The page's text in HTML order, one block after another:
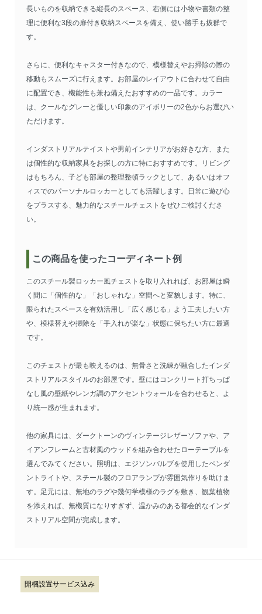
長いものを収納できる縦長のスペース、右側には小物や書類の整
理に便利な3段の扉付き収納スペースを備え、使い勝手も抜群で
す。
さらに、便利なキャスター付きなので、模様替えやお掃除の際の
移動もスムーズに行えます。お部屋のレイアウトに合わせて自由
に配置でき、機能性も兼ね備えたおすすめの一品です。カラー
は、クールなグレーと優しい印象のアイボリーの2色からお選びい
ただけます。
インダストリアルテイストや男前インテリアがお好きな方、また
は個性的な収納家具をお探しの方に特におすすめです。リビング
はもちろん、子ども部屋の整理整頓ラックとして、あるいはオフ
ィスでのパーソナルロッカーとしても活躍します。日常に遊び心
をプラスする、魅力的なスチールチェストをぜひご検討くださ
い。
この商品を使ったコーディネート例
このスチール製ロッカー風チェストを取り入れれば、お部屋は瞬
く間に「個性的な」「おしゃれな」空間へと変貌します。特に、
限られたスペースを有効活用し「広く感じる」よう工夫したい方
や、模様替えや掃除を「手入れが楽な」状態に保ちたい方に最適
です。
このチェストが最も映えるのは、無骨さと洗練が融合したインダ
ストリアルスタイルのお部屋です。壁にはコンクリート打ちっぱ
なし風の壁紙やレンガ調のアクセントウォールを合わせると、よ
り統一感が生まれます。
他の家具には、ダークトーンのヴィンテージレザーソファや、ア
イアンフレームと古材風のウッドを組み合わせたローテーブルを
選んでみてください。照明は、エジソンバルブを使用したペンダ
ントライトや、スチール製のフロアランプが雰囲気作りを助けま
す。足元には、無地のラグや幾何学模様のラグを敷き、観葉植物
を添えれば、無機質になりすぎず、温かみのある都会的なインダ
ストリアル空間が完成します。
開梱設置サービス込み